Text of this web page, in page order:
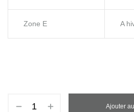
Zone E A
Ajouter